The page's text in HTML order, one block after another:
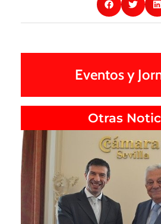
Eventos y
Otras